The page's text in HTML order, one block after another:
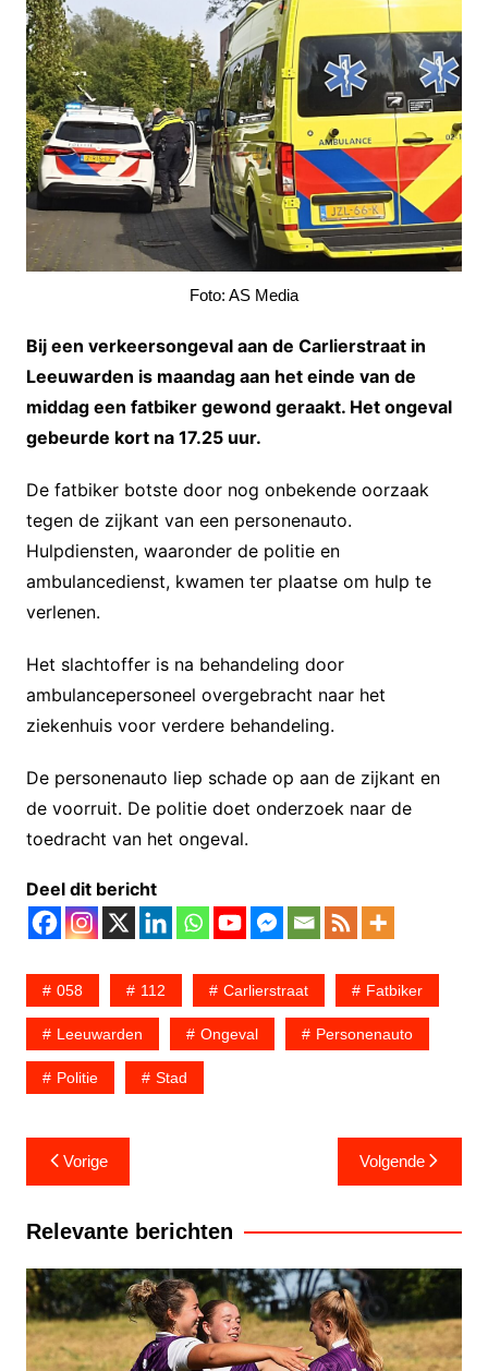
Foto: AS Media
Bij een verkeersongeval aan de Carlierstraat in
Leeuwarden is maandag aan het einde van de
middag een fatbiker gewond geraakt. Het ongeval
gebeurde kort na 17.25 uur.
De fatbiker botste door nog onbekende oorzaak
tegen de zijkant van een personenauto.
Hulpdiensten, waaronder de politie en
ambulancedienst, kwamen ter plaatse om hulp te
verlenen.
Het slachtoffer is na behandeling door
ambulancepersoneel overgebracht naar het
ziekenhuis voor verdere behandeling.
De personenauto liep schade op aan de zijkant en
de voorruit. De politie doet onderzoek naar de
toedracht van het ongeval.
Deel dit bericht
058 112 Carlierstraat Fatbiker
Leeuwarden Ongeval Personenauto
Politie Stad
Bericht
navigatie
Vorige Volgende
Relevante berichten